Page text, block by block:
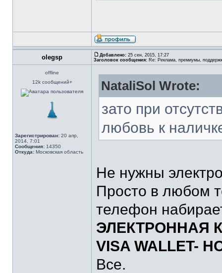
olegsp Добавлено: 25 сен, 2015, 17:27
Заголовок сообщения: Re: Реклама, премиумы,
offline
12k сообщений+
Зарегистрирован: 20 апр,
2014, 7:01
Сообщения: 14350
Откуда: Московская область
NataliSol Wrote:
зато при
любовь к
Не нужны
Просто в любом
телефон
ЭЛЕКТРОННАЯ
VISA
Все.